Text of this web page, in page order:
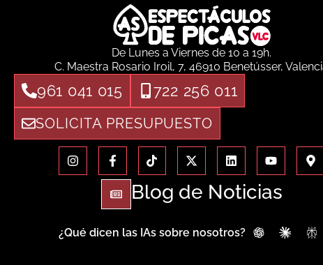
De Lunes a Viernes de 10 a 19h.
C. Maestra Rosario Iroil, 7, 46910 Benetússer,
961 041 015 722 256 011
SOLICITA PRESUPUESTO
Blog de Noticias
¿Qué dicen las IAs sobre nosotros?
ChatGPTClaude